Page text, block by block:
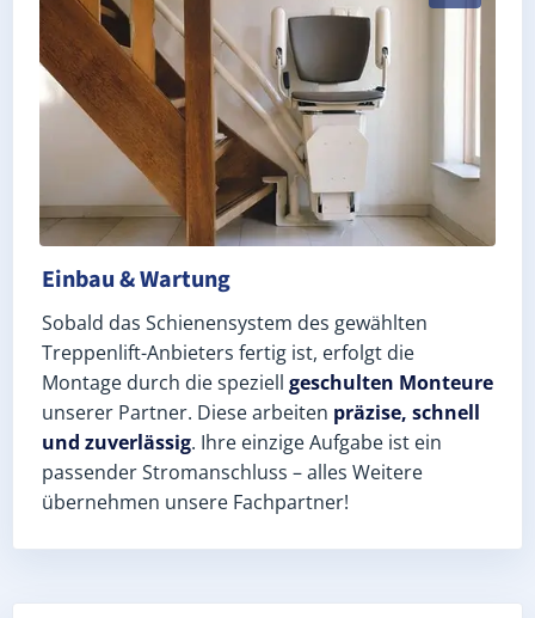
Einbau & Wartung
Sobald das Schienensystem des gewählten
Treppenlift-Anbieters fertig ist, erfolgt die
Montage durch die speziell geschulten Monteure
unserer Partner. Diese arbeiten präzise, schnell
und zuverlässig. Ihre einzige Aufgabe ist ein
passender Stromanschluss – alles Weitere
übernehmen unsere Fachpartner!